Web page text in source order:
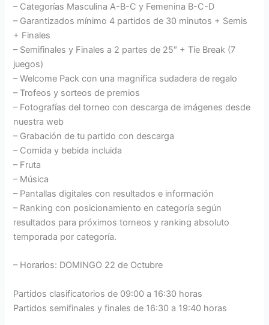
– Categorías Masculina A-B-C y Femenina B-C-D
– Garantizados mínimo 4 partidos de 30 minutos + Semis
+ Finales
– Semifinales y Finales a 2 partes de 25″ + Tie Break (7
juegos)
– Welcome Pack con una magnifica sudadera de regalo
– Trofeos y sorteos de premios
– Fotografías del torneo con descarga de imágenes desde
nuestra web
– Grabación de tu partido con descarga
– Comida y bebida incluida
– Fruta
– Música
– Pantallas digitales con resultados e información
– Ranking con posicionamiento en categoría según
resultados para próximos torneos y ranking absoluto
temporada por categoría.
– Horarios: DOMINGO 22 de Octubre
Partidos clasificatorios de 09:00 a 16:30 horas
Partidos semifinales y finales de 16:30 a 19:40 horas